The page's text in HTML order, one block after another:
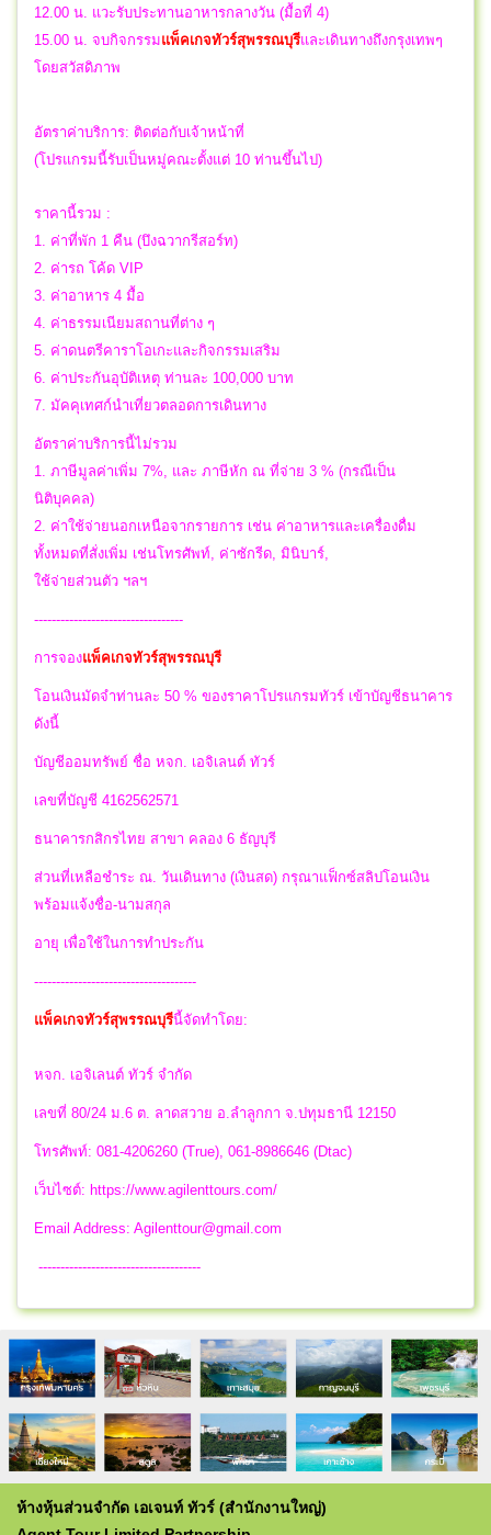
12.00 น. แวะรับประทานอาหารกลางวัน (มื้อที่ 4)
15.00 น. จบกิจกรรมแพ็คเกจทัวร์สุพรรณบุรีและเดินทางถึงกรุงเทพๆ
โดยสวัสดิภาพ
อัตราค่าบริการ: ติดต่อกับเจ้าหน้าที่
(โปรแกรมนี้รับเป็นหมู่คณะตั้งแต่ 10 ท่านขึ้นไป)
ราคานี้รวม :
1. ค่าที่พัก 1 คืน (บึงฉวากรีสอร์ท)
2. ค่ารถ โค้ด VIP
3. ค่าอาหาร 4 มื้อ
4. ค่าธรรมเนียมสถานที่ต่าง ๆ
5. ค่าดนตรีคาราโอเกะและกิจกรรมเสริม
6. ค่าประกันอุบัติเหตุ ท่านละ 100,000 บาท
7. มัคคุเทศก์นำเที่ยวตลอดการเดินทาง
อัตราค่าบริการนี้ไม่รวม
1. ภาษีมูลค่าเพิ่ม 7%, และ ภาษีหัก ณ ที่จ่าย 3 % (กรณีเป็น
นิติบุคคล)
2. ค่าใช้จ่ายนอกเหนือจากรายการ เช่น ค่าอาหารและเครื่องดื่ม
ทั้งหมดที่สั่งเพิ่ม เช่นโทรศัพท์, ค่าซักรีด, มินิบาร์,
ใช้จ่ายส่วนตัว ฯลฯ
----------------------------------
การจองแพ็คเกจทัวร์สุพรรณบุรี
โอนเงินมัดจำท่านละ 50 % ของราคาโปรแกรมทัวร์ เข้าบัญชีธนาคาร
ดังนี้
บัญชีออมทรัพย์ ชื่อ หจก. เอจิเลนต์ ทัวร์
เลขที่บัญชี 4162562571
ธนาคารกสิกรไทย สาขา คลอง 6 ธัญบุรี
ส่วนที่เหลือชำระ ณ. วันเดินทาง (เงินสด) กรุณาแฟ็กซ์สลิปโอนเงิน
พร้อมแจ้งชื่อ-นามสกุล
อายุ เพื่อใช้ในการทำประกัน
-------------------------------------
แพ็คเกจทัวร์สุพรรณบุรีนี้จัดทำโดย:
หจก. เอจิเลนต์ ทัวร์ จำกัด
เลขที่ 80/24 ม.6 ต. ลาดสวาย อ.ลำลูกกา จ.ปทุมธานี 12150
โทรศัพท์: 081-4206260 (True), 061-8986646 (Dtac)
เว็บไซต์: https://www.agilenttours.com/
Email Address: Agilenttour@gmail.com
-------------------------------------
ห้างหุ้นส่วนจำกัด เอเจนท์ ทัวร์ (สำนักงานใหญ่)